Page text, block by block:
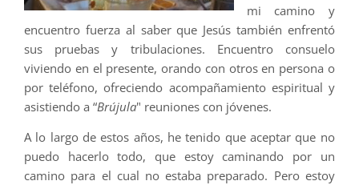
mi camino y
encuentro fuerza al saber que Jesús también enfrentó
sus pruebas y tribulaciones. Encuentro consuelo
viviendo en el presente, orando con otros en persona o
por teléfono, ofreciendo acompañamiento espiritual y
asistiendo a “Brújula" reuniones con jóvenes.
A lo largo de estos años, he tenido que aceptar que no
puedo hacerlo todo, que estoy caminando por un
camino para el cual no estaba preparado. Pero estoy